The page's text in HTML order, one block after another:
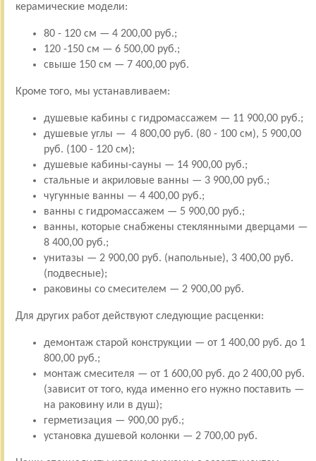
керамические модели:
80 - 120 см — 4 200,00 руб.;
120 -150 см — 6 500,00 руб.;
свыше 150 см — 7 400,00 руб.
Кроме того, мы устанавливаем:
душевые кабины с гидромассажем — 11 900,00 руб.;
душевые углы — 4 800,00 руб. (80 - 100 см), 5 900,00
руб. (100 - 120 см);
душевые кабины-сауны — 14 900,00 руб.;
стальные и акриловые ванны — 3 900,00 руб.;
чугунные ванны — 4 400,00 руб.;
ванны с гидромассажем — 5 900,00 руб.;
ванны, которые снабжены стеклянными дверцами —
8 400,00 руб.;
унитазы — 2 900,00 руб. (напольные), 3 400,00 руб.
(подвесные);
раковины со смесителем — 2 900,00 руб.
Для других работ действуют следующие расценки:
демонтаж старой конструкции — от 1 400,00 руб. до 1
800,00 руб.;
монтаж смесителя — от 1 600,00 руб. до 2 400,00 руб.
(зависит от того, куда именно его нужно поставить —
на раковину или в душ);
герметизация — 900,00 руб.;
установка душевой колонки — 2 700,00 руб.